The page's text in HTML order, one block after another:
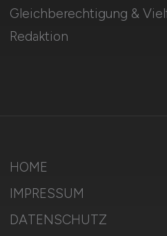
Gleichberechtigung &
Redaktion
HOME
IMPRESSUM
DATENSCHUTZ